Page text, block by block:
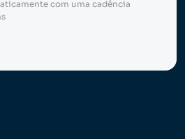
com uma cadência